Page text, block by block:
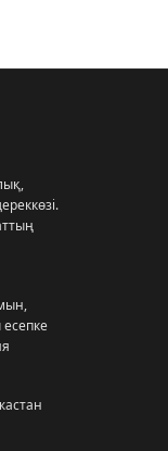
есепке